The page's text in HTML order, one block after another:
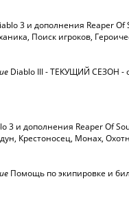
3 и дополнения Reaper Of
, Поиск игроков,
Diablo III - ТЕКУЩИЙ СЕЗОН -
3 и дополнения Reaper Of
, Крестоносец, Монах,
Помощь по экипировке и